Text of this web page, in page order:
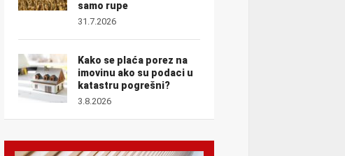
samo rupe
31.7.2026
Kako se plaća porez na
imovinu ako su podaci u
katastru pogrešni?
3.8.2026